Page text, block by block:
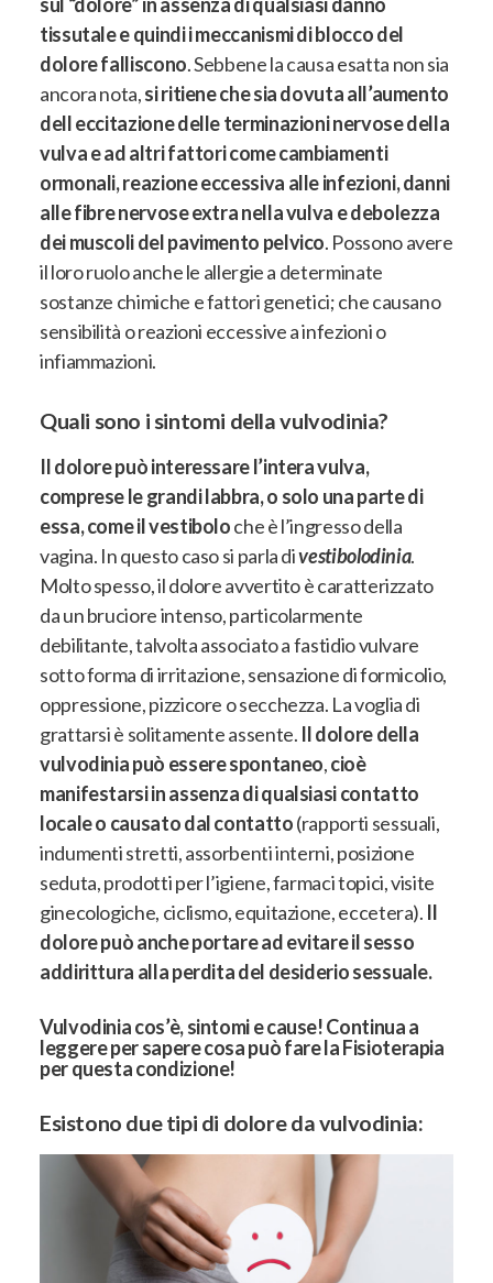
tissutale e quindi i meccanismi di blocco del
dolore falliscono. Sebbene la causa esatta non sia
ancora nota,si ritiene che sia dovuta all’aumento
dell eccitazione delle terminazioni nervose della
vulva e ad altri fattori come cambiamenti
ormonali, reazione eccessiva alle infezioni, danni
alle fibre nervose extra nella vulva e debolezza
dei muscoli del pavimento pelvico. Possono avere
il loro ruolo anche le allergie a determinate
sostanze chimiche e fattori genetici; che causano
sensibilità o reazioni eccessive a infezioni o
infiammazioni.
Quali sono i sintomi della vulvodinia?
Il dolore può interessare l’intera vulva,
comprese le grandi labbra, o solo una parte di
essa, come il vestiboloche è l’ingresso della
vagina. In questo caso si parla divestibolodinia.
Molto spesso, il dolore avvertito è caratterizzato
da un bruciore intenso, particolarmente
debilitante, talvolta associato a fastidio vulvare
sotto forma di irritazione, sensazione di formicolio,
oppressione, pizzicore o secchezza. La voglia di
grattarsi è solitamente assente. Il dolore della
vulvodinia può essere spontaneo,cioè
manifestarsi in assenza di qualsiasi contatto
locale o causato dal contatto(rapporti sessuali,
indumenti stretti, assorbenti interni, posizione
seduta, prodotti per l’igiene, farmaci topici, visite
ginecologiche, ciclismo, equitazione, eccetera). Il
dolore può anche portare ad evitare il sesso
addirittura alla perdita del desiderio sessuale.
Vulvodinia cos’è, sintomi e cause! Continua a
leggere per sapere cosa può fare la Fisioterapia
per questa condizione!
Esistono due tipi di dolore da vulvodinia: